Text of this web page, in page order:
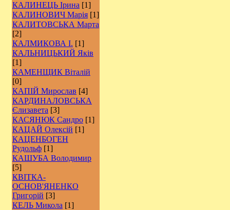
КАЛИНЕЦЬ Ірина [1]
КАЛИНОВИЧ Марія [1]
КАЛИТОВСЬКА Марта
[2]
КАЛМИКОВА І. [1]
КАЛЬНИЦЬКИЙ Яків
[1]
КАМЕНЩИК Віталій
[0]
КАПІЙ Мирослав [4]
КАРДИНАЛОВСЬКА
Єлизавета [3]
КАСЯНЮК Сандро [1]
КАЦАЙ Олексій [1]
КАЦЕНБОГЕН
Рудольф [1]
КАШУБА Володимир
[5]
КВІТКА-
ОСНОВ'ЯНЕНКО
Григорій [3]
КЕЛЬ Микола [1]